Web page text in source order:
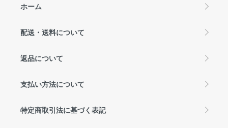
ホーム
配送・送料について
返品について
支払い方法について
特定商取引法に基づく表記